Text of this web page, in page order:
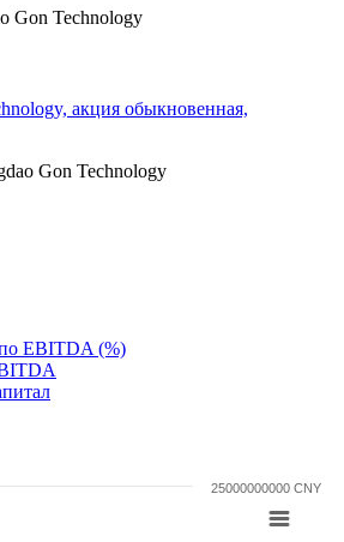
Gon Technology
акция обыкновенная,
Gon Technology
по EBITDA (%)
25000000000 CNY